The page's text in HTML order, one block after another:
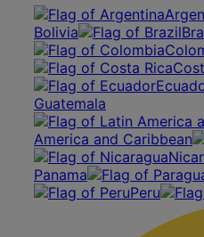
Bolivia
Guatemala
America and Caribbean
Panama
Peru